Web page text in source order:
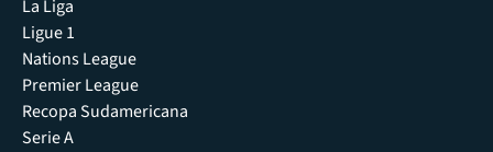
La Liga
Ligue 1
Nations League
Premier League
Recopa Sudamericana
Serie A